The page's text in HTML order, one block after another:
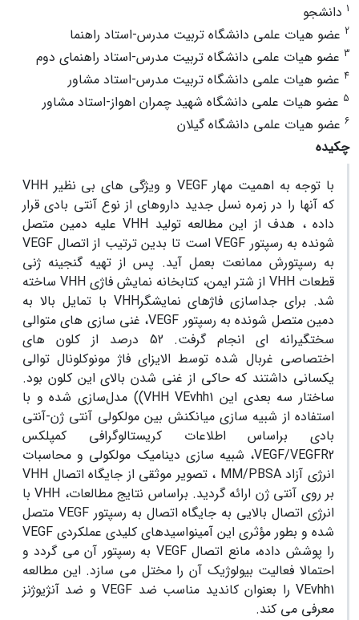
1 دانشجو
2 عضو هیات علمی دانشگاه تربیت مدرس-استاد راهنما
3 عضو هیات علمی دانشگاه تربیت مدرس-استاد راهنمای دوم
4 عضو هیات علمی دانشگاه تربیت مدرس-استاد مشاور
5 عضو هیات علمی دانشگاه شهید چمران اهواز-استاد مشاور
6 عضو هیات علمی دانشگاه گیلان
چکیده
با توجه به اهمیت مهار VEGF و ویژگی های بی نظیر VHH
که آنها را در زمره نسل جدید داروهای از نوع آنتی بادی قرار
داده ، هدف از این مطالعه تولید VHH علیه دمین متصل
شونده به رسپتور VEGF است تا بدین ترتیب از اتصال VEGF
به رسپتورش ممانعت بعمل آید. پس از تهیه گنجینه ژنی
قطعات VHH از شتر ایمن، کتابخانه نمایش فاژی VHH ساخته
شد. برای جداسازی فاژهای نمایشگرVHH با تمایل بالا به
دمین متصل شونده به رسپتور VEGF، غنی سازی های متوالی
سختگیرانه ای انجام گرفت. 52 درصد از کلون های
اختصاصی غربال شده توسط الایزای فاژ مونوکلونال توالی
یکسانی داشتند که حاکی از غنی شدن بالای این کلون بود.
ساختار سه بعدی این VHH VEvhh1)) مدل‌سازی شده و با
استفاده از شبیه سازی میانکنش بین مولکولی آنتی ژن-آنتی
بادی براساس اطلاعات کریستالوگرافی کمپلکس
VEGF/VEGFR2، شبیه سازی دینامیک مولکولی و محاسبات
انرژی آزاد MM/PBSA ، تصویر موثقی از جایگاه اتصال VHH
بر روی آنتی ژن ارائه گردید. براساس نتایج مطالعات، VHH با
انرژی اتصال بالایی به جایگاه اتصال به رسپتور VEGF متصل
شده و بطور مؤثری این آمینواسیدهای کلیدی عملکردی VEGF
را پوشش داده، مانع اتصال VEGF به رسپتور آن می گردد و
احتمالا فعالیت بیولوژیک آن را مختل می سازد. این مطالعه
VEvhh1 را بعنوان کاندید مناسب ضد VEGF و ضد آنژیوژنز
معرفی می کند.